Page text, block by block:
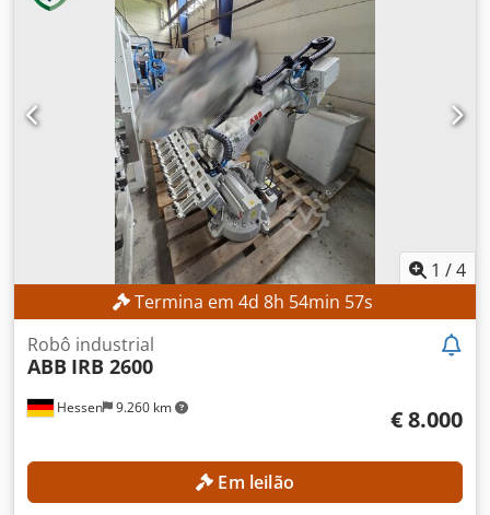
DETALHES TÉCNICOS Capacidade de carga: 3 kg Diâmetro
da área de trabalho: 1.130 mm Precisão de repetição da
posição: 0,03 – 0,1 mm Precisão de repetição da trajetória:
0,1 – 0,33 mm DETALHES DA MÁQUINA Dedpfx Aeznh T Eop
Dekr Peso: 120 kg Tensão da rede: 200 – 600 V Frequência
da rede: 60 Hz Consumo de energia com carga máxima:
0,477 kW Carga útil em ciclo de seleção e colocação: 1 kg
Temperatura ambiente: 0 a +45 °C Humidade relativa:
máx. 95 % Nível de ruído: < 70 dB(A) Emissão: blindagem
EMC/EMI Horas de funcionamento: 6.000 horas
1 /4
Termina em 4d 8h 54min 55s
Hessen 9.260 km
Robô industrial
ABB IRB 2600
€ 8.000
Em leilão